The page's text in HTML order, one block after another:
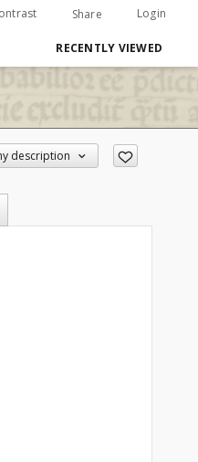
Share Login
RECENTLY VIEWED
description